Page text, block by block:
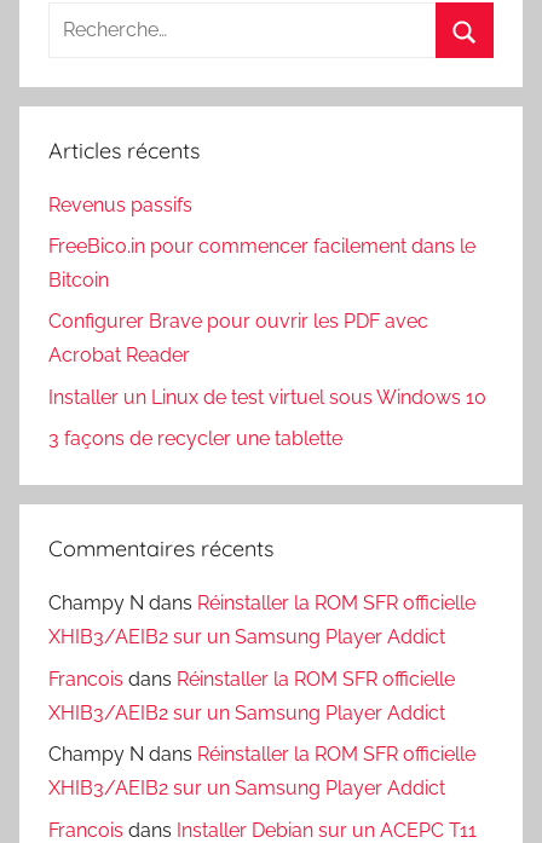
Recherche
:
Articles récents
Revenus passifs
FreeBico.in pour commencer facilement dans le
Bitcoin
Configurer Brave pour ouvrir les PDF avec
Acrobat Reader
Installer un Linux de test virtuel sous Windows 10
3 façons de recycler une tablette
Commentaires récents
Champy N dans Réinstaller la ROM SFR officielle
XHIB3/AEIB2 sur un Samsung Player Addict
Francois dans Réinstaller la ROM SFR officielle
XHIB3/AEIB2 sur un Samsung Player Addict
Champy N dans Réinstaller la ROM SFR officielle
XHIB3/AEIB2 sur un Samsung Player Addict
Francois dans Installer Debian sur un ACEPC T11